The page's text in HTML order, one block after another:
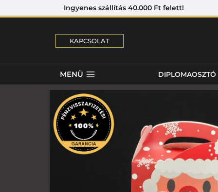
Ingyenes szállítás 40.000 Ft felett!
KAPCSOLAT
MENÜ DIPLOMAOSZTÓ